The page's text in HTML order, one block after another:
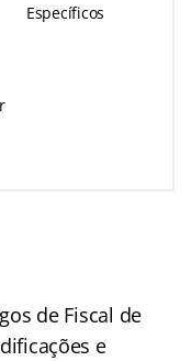
Específicos
de Fiscal de
e